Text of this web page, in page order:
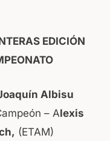
EDICIÓN
Albisu
– Alexis
(ETAM)